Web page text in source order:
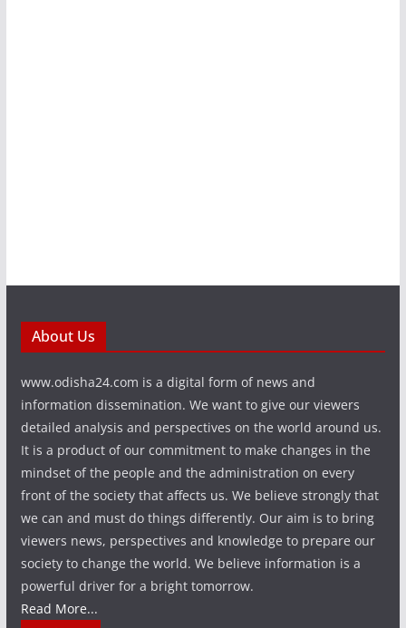
About Us
www.odisha24.com is a digital form of news and
information dissemination. We want to give our viewers
detailed analysis and perspectives on the world around us.
It is a product of our commitment to make changes in the
mindset of the people and the administration on every
front of the society that affects us. We believe strongly that
we can and must do things differently. Our aim is to bring
viewers news, perspectives and knowledge to prepare our
society to change the world. We believe information is a
powerful driver for a bright tomorrow.
Read More...